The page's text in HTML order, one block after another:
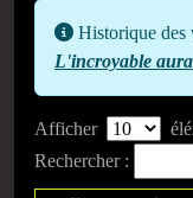
Historique des
L'incroyable
Afficher
Rechercher :